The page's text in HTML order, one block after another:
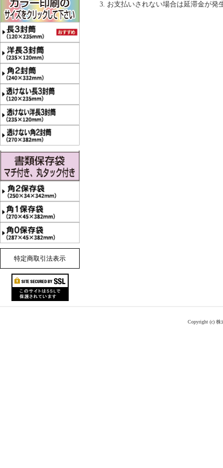
特定商取引法表示
お支払いされない場合は延滞金が発
Copyright (c)